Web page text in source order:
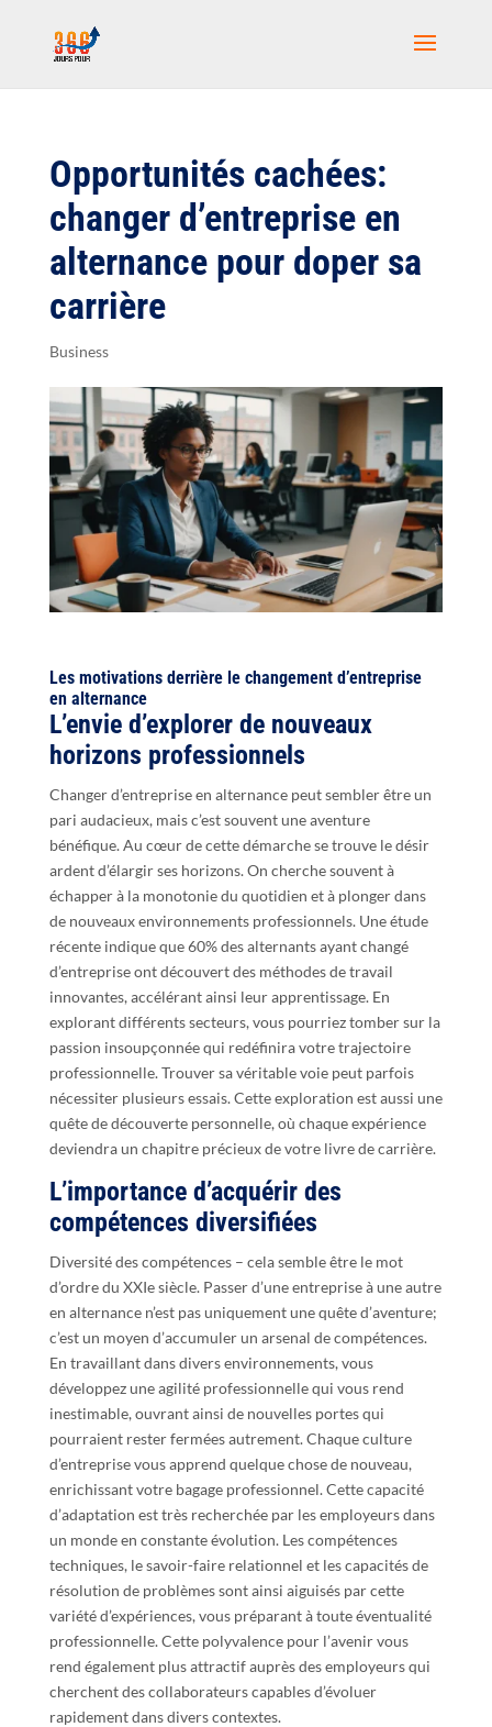
Opportunités cachées:
changer d’entreprise en
alternance pour doper sa
carrière
Business
Les motivations derrière le changement d’entreprise
en alternance
L’envie d’explorer de nouveaux
horizons professionnels
Changer d’entreprise en alternance peut sembler être un
pari audacieux, mais c’est souvent une aventure
bénéfique. Au cœur de cette démarche se trouve le désir
ardent d’élargir ses horizons. On cherche souvent à
échapper à la monotonie du quotidien et à plonger dans
de nouveaux environnements professionnels. Une étude
récente indique que 60% des alternants ayant changé
d’entreprise ont découvert des méthodes de travail
innovantes, accélérant ainsi leur apprentissage. En
explorant différents secteurs, vous pourriez tomber sur la
passion insoupçonnée qui redéfinira votre trajectoire
professionnelle. Trouver sa véritable voie peut parfois
nécessiter plusieurs essais. Cette exploration est aussi une
quête de découverte personnelle, où chaque expérience
deviendra un chapitre précieux de votre livre de carrière.
L’importance d’acquérir des
compétences diversifiées
Diversité des compétences – cela semble être le mot
d’ordre du XXIe siècle. Passer d’une entreprise à une autre
en alternance n’est pas uniquement une quête d’aventure;
c’est un moyen d’accumuler un arsenal de compétences.
En travaillant dans divers environnements, vous
développez une agilité professionnelle qui vous rend
inestimable, ouvrant ainsi de nouvelles portes qui
pourraient rester fermées autrement. Chaque culture
d’entreprise vous apprend quelque chose de nouveau,
enrichissant votre bagage professionnel. Cette capacité
d’adaptation est très recherchée par les employeurs dans
un monde en constante évolution. Les compétences
techniques, le savoir-faire relationnel et les capacités de
résolution de problèmes sont ainsi aiguisés par cette
variété d’expériences, vous préparant à toute éventualité
professionnelle. Cette polyvalence pour l’avenir vous
rend également plus attractif auprès des employeurs qui
cherchent des collaborateurs capables d’évoluer
rapidement dans divers contextes.